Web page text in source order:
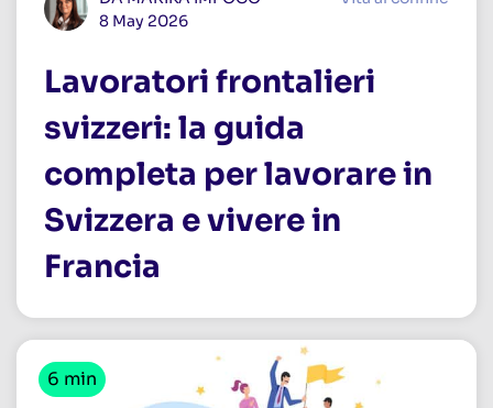
8 May 2026
Lavoratori frontalieri
svizzeri: la guida
completa per lavorare in
Svizzera e vivere in
Francia
6 min